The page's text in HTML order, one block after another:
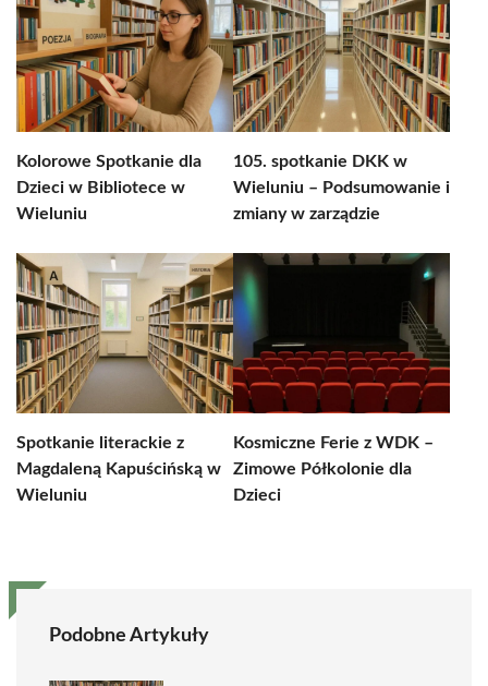
Kolorowe Spotkanie dla
Dzieci w Bibliotece w
Wieluniu
105. spotkanie DKK w
Wieluniu – Podsumowanie i
zmiany w zarządzie
Spotkanie literackie z
Magdaleną Kapuścińską w
Wieluniu
Kosmiczne Ferie z WDK –
Zimowe Półkolonie dla
Dzieci
Podobne Artykuły